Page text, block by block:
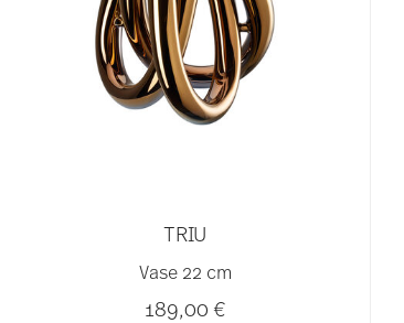
TRIU
Vase 22 cm
189,00 €